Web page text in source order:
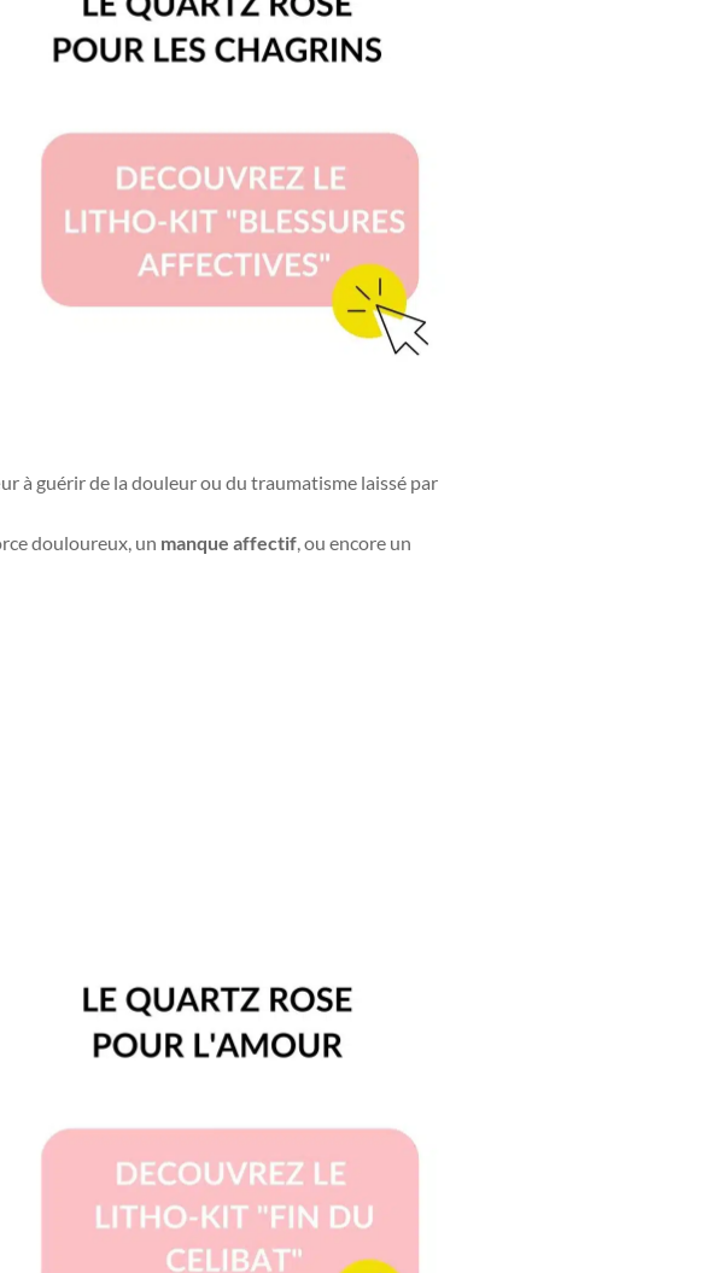
à guérir de la douleur ou du traumatisme laissé par
douloureux, un manque affectif, ou encore un